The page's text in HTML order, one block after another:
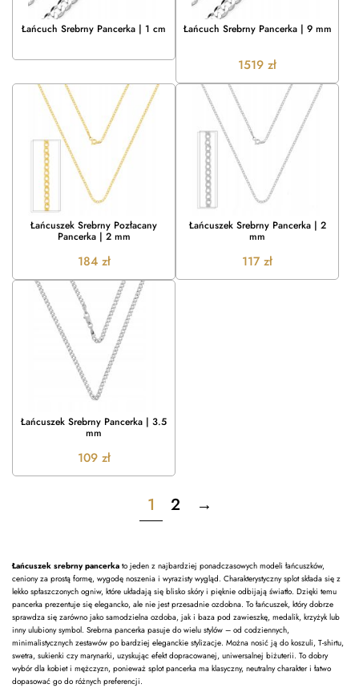
Łańcuch Srebrny Pancerka | 1 cm Łańcuch Srebrny Pancerka | 9 mm
1519 zł
Łańcuszek Srebrny Pozłacany
Pancerka | 2 mm
184 zł
Łańcuszek Srebrny Pancerka | 2
mm
117 zł
Łańcuszek Srebrny Pancerka | 3.5
mm
109 zł
1 2 →
Łańcuszek srebrny pancerka to jeden z najbardziej ponadczasowych modeli łańcuszków,
ceniony za prostą formę, wygodę noszenia i wyrazisty wygląd. Charakterystyczny splot składa się z
lekko spłaszczonych ogniw, które układają się blisko skóry i pięknie odbijają światło. Dzięki temu
pancerka prezentuje się elegancko, ale nie jest przesadnie ozdobna. To łańcuszek, który dobrze
sprawdza się zarówno jako samodzielna ozdoba, jak i baza pod zawieszkę, medalik, krzyżyk lub
inny ulubiony symbol. Srebrna pancerka pasuje do wielu stylów – od codziennych,
minimalistycznych zestawów po bardziej eleganckie stylizacje. Można nosić ją do koszuli, T-shirtu,
swetra, sukienki czy marynarki, uzyskując efekt dopracowanej, uniwersalnej biżuterii. To dobry
wybór dla kobiet i mężczyzn, ponieważ splot pancerka ma klasyczny, neutralny charakter i łatwo
dopasować go do różnych preferencji.